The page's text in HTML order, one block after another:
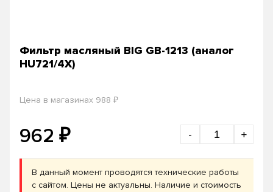
Фильтр масляный BIG GB-1213 (аналог
HU721/4X)
Цена в магазинах 988 ₽
962 ₽ - +
В данный момент проводятся технические работы
с сайтом. Цены не актуальны. Наличие и стоимость